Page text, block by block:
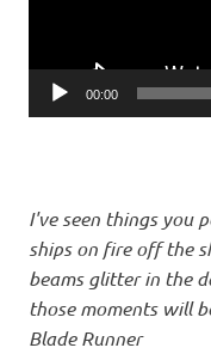
00:00
I've seen things you
ships on fire off the
beams glitter in the
those moments will
Blade Runner